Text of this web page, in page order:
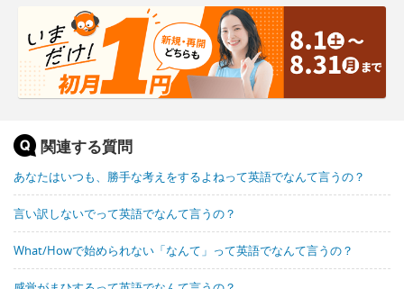
関連する質問
あなたはいつも、勝手な考えをするよねって英語でなんて言うの？
言い訳しないでって英語でなんて言うの？
What/Howで始められない「なんて」って英語でなんて言うの？